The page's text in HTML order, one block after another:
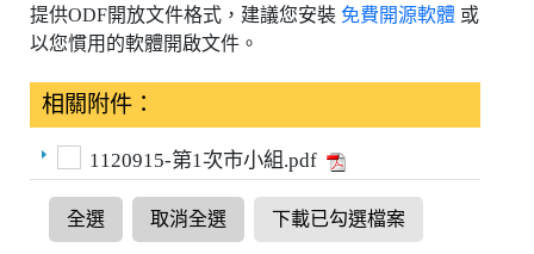
提供ODF開放文件格式，建議您安裝 免費開源軟體 或
以您慣用的軟體開啟文件。
相關附件：
1120915-第1次市小組.pdf
全選 取消全選 下載已勾選檔案